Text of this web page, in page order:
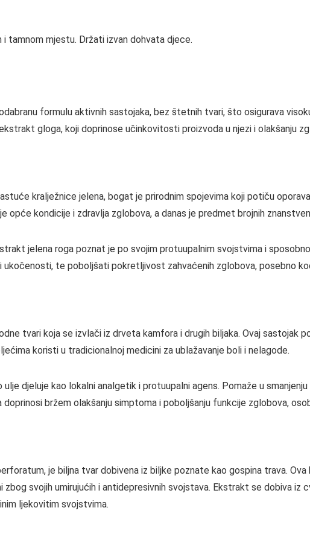
i tamnom mjestu. Držati izvan dohvata djece.
formulu aktivnih sastojaka, bez štetnih tvari, što osigurava
gloga, koji doprinose učinkovitosti proizvoda u njezi i olakšanju
kralježnice jelena, bogat je prirodnim spojevima koji potiču
opće kondicije i zdravlja zglobova, a danas je predmet brojnih
jelena roga poznat je po svojim protuupalnim svojstvima i
ukočenosti, te poboljšati pokretljivost zahvaćenih zglobova, posebno
tvari koja se izvlači iz drveta kamfora i drugih biljaka. Ovaj sastojak
koristi u tradicionalnoj medicini za ublažavanje boli i nelagode.
djeluje kao lokalni analgetik i protuupalni agens. Pomaže u
doprinosi bržem olakšanju simptoma i poboljšanju funkcije zglobova,
je biljna tvar dobivena iz biljke poznate kao gospina trava.
zbog svojih umirujućih i antidepresivnih svojstava. Ekstrakt se dobiva
ljekovitim svojstvima.